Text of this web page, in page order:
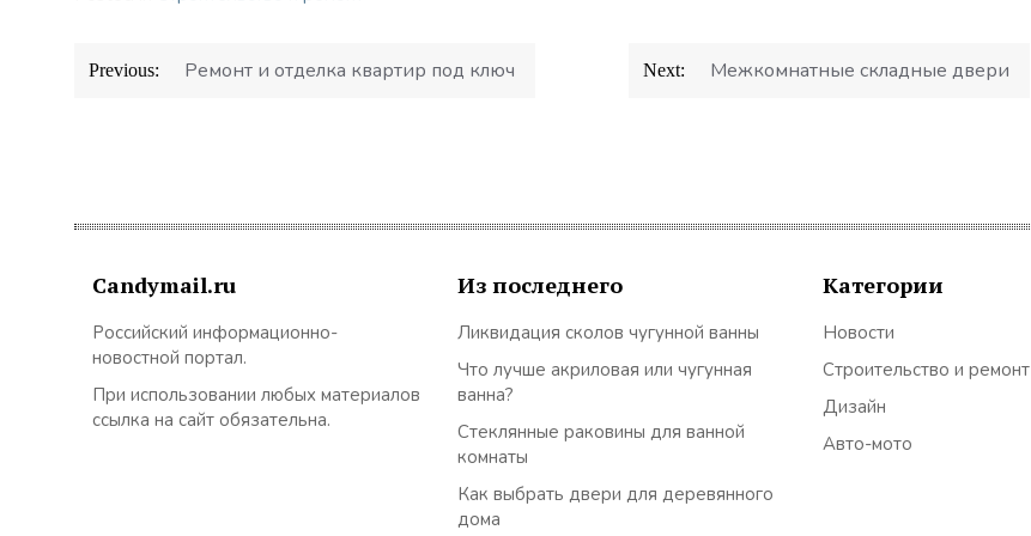
Навигация
по
Previous: Ремонт и отделка квартир под ключ Next: Межкомнатные складные двери
Candymail.ru
Российский информационно-
новостной портал.
При использовании любых материалов
ссылка на сайт обязательна.
Из последнего
Ликвидация сколов чугунной ванны
Что лучше акриловая или чугунная
ванна?
Стеклянные раковины для ванной
комнаты
Как выбрать двери для деревянного
дома
Категории
Новости
Строительство и ремонт
Дизайн
Авто-мото